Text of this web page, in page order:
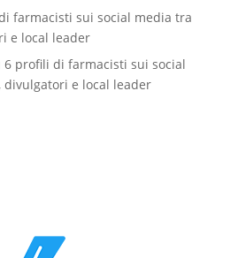
farmacisti sui social media tra
e local leader
6 profili di farmacisti sui social
e local leader